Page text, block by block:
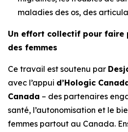
maladies des os, des
Un effort collectif pour faire
des femmes
Ce travail est soutenu par
avec l’appui d’Hologic
Canada – des partenaires
santé, l’autonomisation et le
femmes partout au Canada.